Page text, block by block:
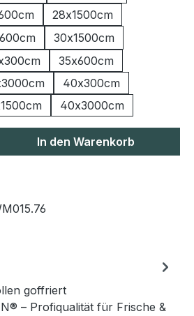
28x1500cm
30x1500cm
35x600cm
40x300cm
40x3000cm
Gib den
In den Warenkorb
goffriert
– Profiqualität für Frische &